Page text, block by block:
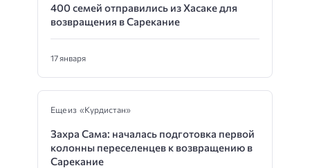
400 семей отправились из Хасаке для
возвращения в Сарекание
17 января
Еще из «Курдистан»
Захра Сама: началась подготовка первой
колонны переселенцев к возвращению в
Сарекание